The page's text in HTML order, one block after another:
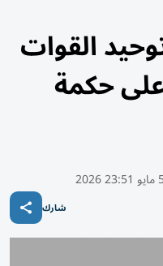
القوات
حكمة
2026
شارك